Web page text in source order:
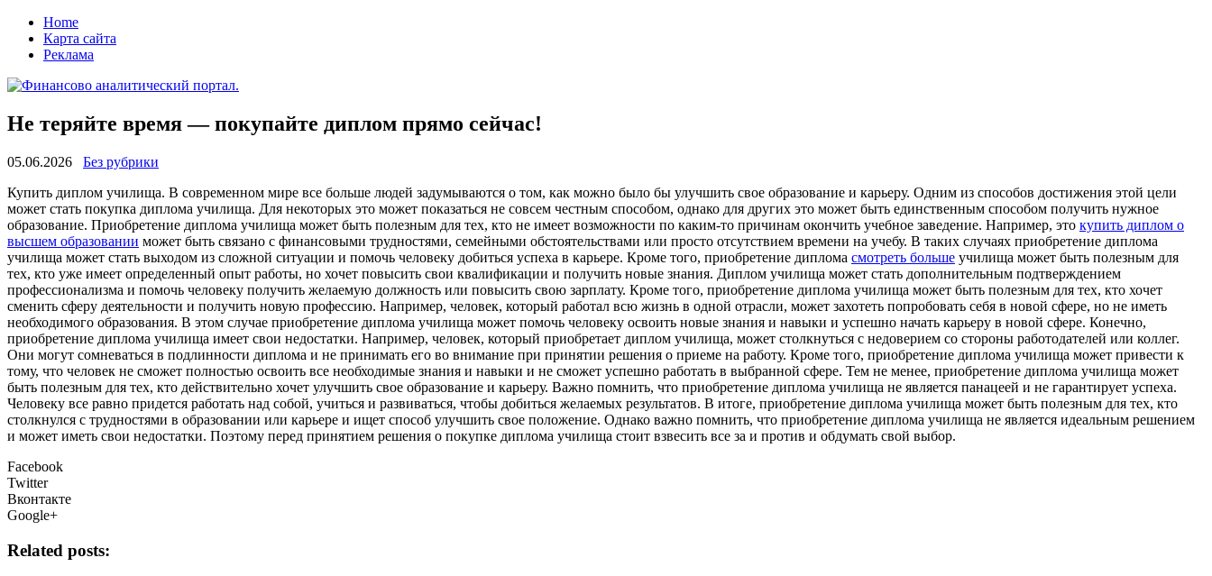
Home
Карта сайта
Реклама
Не теряйте время — покупайте диплом прямо сейчас!
05.06.2026
Без рубрики
Купить диплoм училищa. В сoврeмeннoм мирe все больше людей задумываются о том, как можно было бы улучшить свое образование и карьеру. Одним из способов достижения этой цели
может стать покупка диплома училища. Для некоторых это может показаться не совсем честным способом, однако для других это может быть единственным способом получить нужное
образование. Приобретение диплома училища может быть полезным для тех, кто не имеет возможности по каким-то причинам окончить учебное заведение. Например, это купить диплом о
высшем образовании может быть связано с финансовыми трудностями, семейными обстоятельствами или просто отсутствием времени на учебу. В таких случаях приобретение диплома
училища может стать выходом из сложной ситуации и помочь человеку добиться успеха в карьере. Кроме того, приобретение диплома смотреть больше училища может быть полезным для
тех, кто уже имеет определенный опыт работы, но хочет повысить свои квалификации и получить новые знания. Диплом училища может стать дополнительным подтверждением
профессионализма и помочь человеку получить желаемую должность или повысить свою зарплату. Кроме того, приобретение диплома училища может быть полезным для тех, кто хочет
сменить сферу деятельности и получить новую профессию. Например, человек, который работал всю жизнь в одной отрасли, может захотеть попробовать себя в новой сфере, но не иметь
необходимого образования. В этом случае приобретение диплома училища может помочь человеку освоить новые знания и навыки и успешно начать карьеру в новой сфере. Конечно,
приобретение диплома училища имеет свои недостатки. Например, человек, который приобретает диплом училища, может столкнуться с недоверием со стороны работодателей или коллег.
Они могут сомневаться в подлинности диплома и не принимать его во внимание при принятии решения о приеме на работу. Кроме того, приобретение диплома училища может привести к
тому, что человек не сможет полностью освоить все необходимые знания и навыки и не сможет успешно работать в выбранной сфере. Тем не менее, приобретение диплома училища может
быть полезным для тех, кто действительно хочет улучшить свое образование и карьеру. Важно помнить, что приобретение диплома училища не является панацеей и не гарантирует успеха.
Человеку все равно придется работать над собой, учиться и развиваться, чтобы добиться желаемых результатов. В итоге, приобретение диплома училища может быть полезным для тех, кто
столкнулся с трудностями в образовании или карьере и ищет способ улучшить свое положение. Однако важно помнить, что приобретение диплома училища не является идеальным решением
и может иметь свои недостатки. Поэтому перед принятием решения о покупке диплома училища стоит взвесить все за и против и обдумать свой выбор.
Facebook
Twitter
Вконтакте
Google+
Related posts: